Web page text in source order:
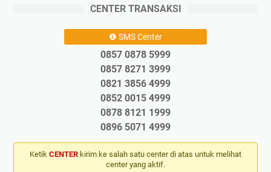
CENTER TRANSAKSI
❶ SMS Center
0857 0878 5999
0857 8271 3999
0821 3856 4999
0852 0015 4999
0878 8121 1999
0896 5071 4999
Ketik CENTER kirim ke salah satu center di atas untuk melihat
center yang aktif.